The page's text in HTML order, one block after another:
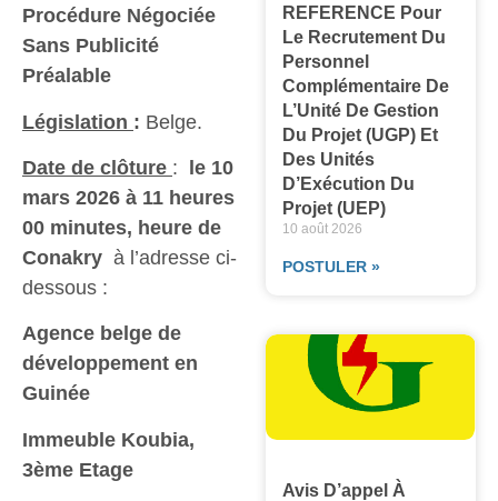
Procédure Négociée
Sans Publicité
Préalable
Législation : Belge.
Date de clôture : le 10
mars 2026 à 11 heures
00 minutes, heure de
Conakry à l’adresse ci-
dessous :
Agence belge de
développement en
Guinée
Immeuble Koubia,
3ème Etage
REFERENCE Pour
Le Recrutement Du
Personnel
Complémentaire De
L’Unité De Gestion
Du Projet (UGP) Et
Des Unités
D’Exécution Du
Projet (UEP)
10 août 2026
POSTULER »
Avis D’appel À